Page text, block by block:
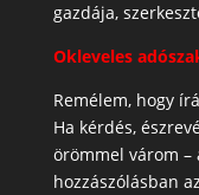
gazdája,
Okleveles
Remélem, hogy
Ha kérdés,
örömmel várom –
hozzászólásban